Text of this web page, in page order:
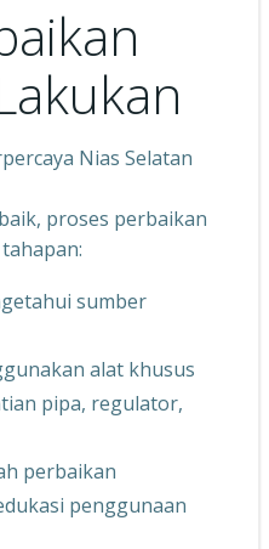
Nias Selatan
proses perbaikan
sumber
alat khusus
pipa, regulator,
perbaikan
penggunaan